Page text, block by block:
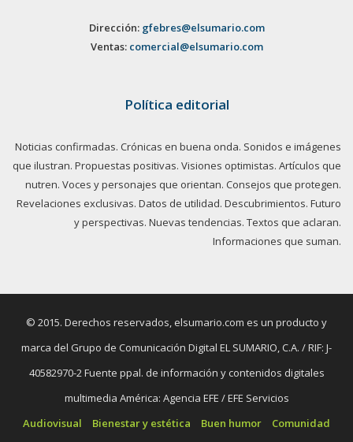
Dirección: gfebres@elsumario.com
Ventas: comercial@elsumario.com
Política editorial
Noticias confirmadas. Crónicas en buena onda. Sonidos e imágenes
que ilustran. Propuestas positivas. Visiones optimistas. Artículos que
nutren. Voces y personajes que orientan. Consejos que protegen.
Revelaciones exclusivas. Datos de utilidad. Descubrimientos. Futuro
y perspectivas. Nuevas tendencias. Textos que aclaran.
Informaciones que suman.
© 2015. Derechos reservados, elsumario.com es un producto y
marca del Grupo de Comunicación Digital EL SUMARIO, C.A. / RIF: J-
40582970-2 Fuente ppal. de información y contenidos digitales
multimedia América: Agencia EFE / EFE Servicios
Audiovisual
Bienestar y estética Buen humor
Comunidad